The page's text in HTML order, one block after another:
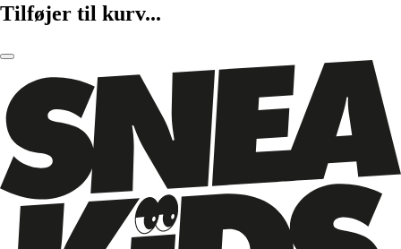
Tilføjer til kurv...